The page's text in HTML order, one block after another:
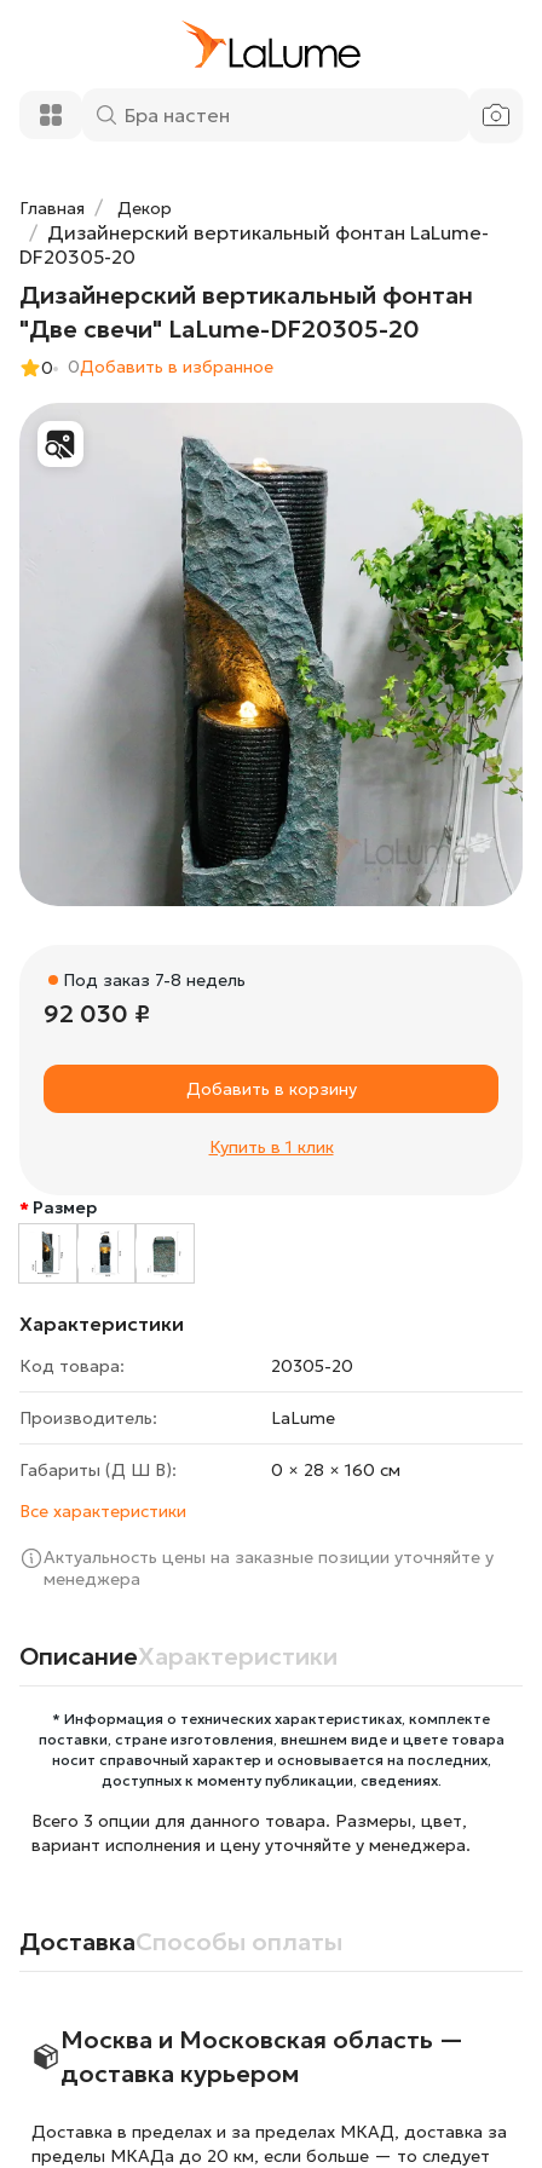
Главная Декор
Дизайнерский вертикальный фонтан LaLume-
DF20305-20
Дизайнерский вертикальный фонтан
"Две свечи" LaLume-DF20305-20
0 0Добавить в избранное
Размер
Характеристики
Код товара: 20305-20
Производитель: LaLume
Габариты (Д Ш В):
0 × 28 × 160 cм
Все характеристики
Актуальность цены на заказные позиции уточняйте у
менеджера
Под заказ 7-8 недель
92 030 ₽
Добавить в корзину
Купить в 1 клик
ОписаниеХарактеристики
* Информация о технических характеристиках, комплекте
поставки, стране изготовления, внешнем виде и цвете товара
носит справочный характер и основывается на последних,
доступных к моменту публикации, сведениях.
Всего 3 опции для данного товара. Размеры, цвет,
вариант исполнения и цену уточняйте у менеджера.
ДоставкаСпособы оплаты
Москва и Московская область —
доставка курьером
Доставка в пределах и за пределах МКАД, доставка за
пределы МКАДа до 20 км, если больше — то следует
"Две свечи" LaLume-DF20305-20